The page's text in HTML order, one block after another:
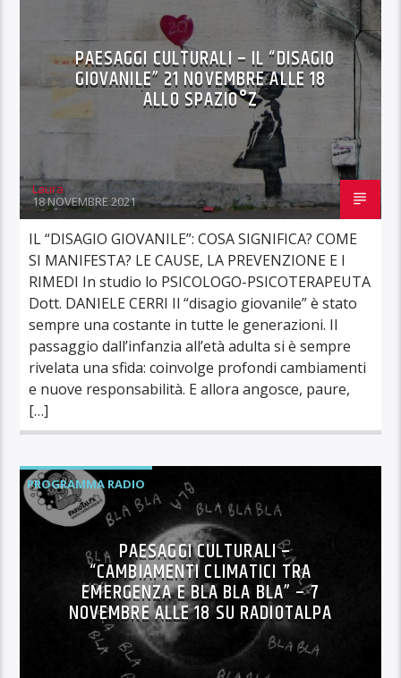
PAESAGGI CULTURALI – IL “DISAGIO
GIOVANILE” 21 NOVEMBRE ALLE 18
ALLO SPAZIO°Z
Laura
18 NOVEMBRE 2021
IL “DISAGIO GIOVANILE”: COSA SIGNIFICA? COME
SI MANIFESTA? LE CAUSE, LA PREVENZIONE E I
RIMEDI In studio lo PSICOLOGO-PSICOTERAPEUTA
Dott. DANIELE CERRI Il “disagio giovanile” è stato
sempre una costante in tutte le generazioni. Il
passaggio dall’infanzia all’età adulta si è sempre
rivelata una sfida: coinvolge profondi cambiamenti
e nuove responsabilità. E allora angosce, paure,
[…]
PROGRAMMA RADIO
PAESAGGI CULTURALI –
“CAMBIAMENTI CLIMATICI TRA
EMERGENZA E BLA BLA BLA” – 7
NOVEMBRE ALLE 18 SU RADIOTALPA